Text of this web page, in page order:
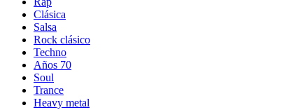
Clásica
Salsa
Rock clásico
Techno
Años 70
Soul
Trance
Heavy metal